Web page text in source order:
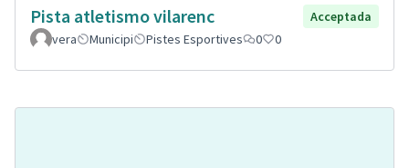
Pista atletismo vilarenc
Acceptada
vera
Municipi Pistes Esportives 0 0